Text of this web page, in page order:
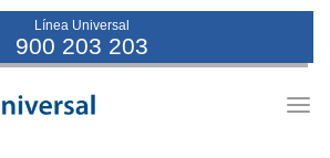
Línea Universal
900 203 203